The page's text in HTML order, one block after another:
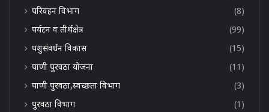
परिवहन विभाग
(8)
पर्यटन व तीर्थक्षेत्र
(99)
पशुसंवर्धन विकास
(15)
पाणी पुरवठा योजना
(11)
पाणी पुरवठा,स्वच्छता विभाग
(3)
पुरवठा विभाग
(1)